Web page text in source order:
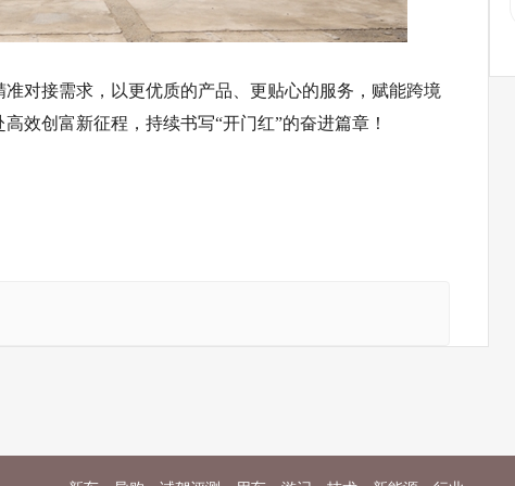
对接需求，以更优质的产品、更贴心的服务，赋能跨境
效创富新征程，持续书写“开门红”的奋进篇章！